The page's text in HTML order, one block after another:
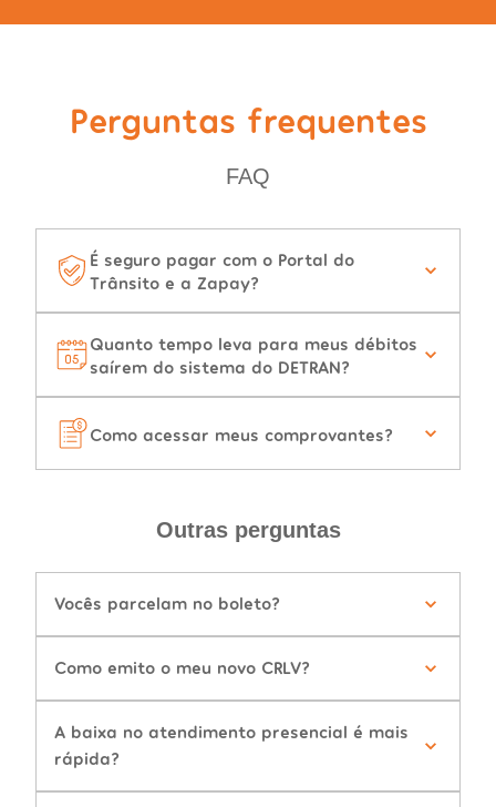
Perguntas frequentes
FAQ
É seguro pagar com o Portal do
Trânsito e a Zapay?
Quanto tempo leva para meus débitos
saírem do sistema do DETRAN?
Como acessar meus comprovantes?
Outras perguntas
Vocês parcelam no boleto?
Como emito o meu novo CRLV?
A baixa no atendimento presencial é mais
rápida?